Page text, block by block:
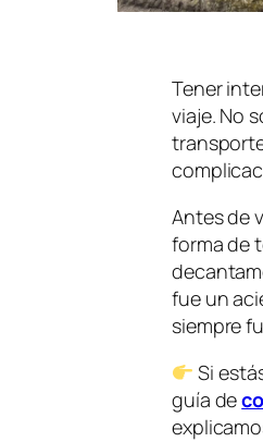
Tener
viaje. No
Antes de
forma de
fue un
siempre
Si
guía de